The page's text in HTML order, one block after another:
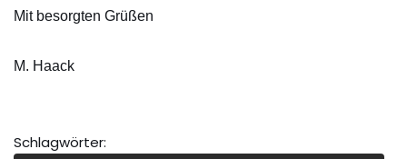
Mit besorgten Grüßen
M. Haack
Schlagwörter: